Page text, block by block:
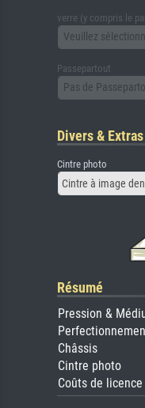
verre (y compris le
Veuillez
Passepartout
Pas de
Divers & Extras
Cintre photo
Cintre à image
Résumé
Pression &
Châssis
Cintre photo
Coûts de licence